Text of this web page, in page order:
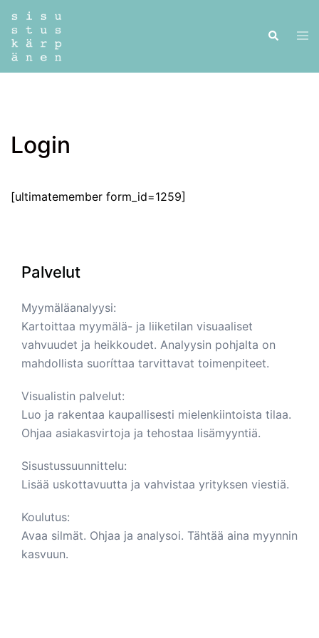
content
Search
Login
[ultimatemember form_id=1259]
Palvelut
Myymäläanalyysi:
Kartoittaa myymälä- ja liiketilan visuaaliset
vahvuudet ja heikkoudet. Analyysin pohjalta on
mahdollista suoríttaa tarvittavat toimenpiteet.
Visualistin palvelut:
Luo ja rakentaa kaupallisesti mielenkiintoista tilaa.
Ohjaa asiakasvirtoja ja tehostaa lisämyyntiä.
Sisustussuunnittelu:
Lisää uskottavuutta ja vahvistaa yrityksen viestiä.
Koulutus:
Avaa silmät. Ohjaa ja analysoi. Tähtää aina myynnin
kasvuun.